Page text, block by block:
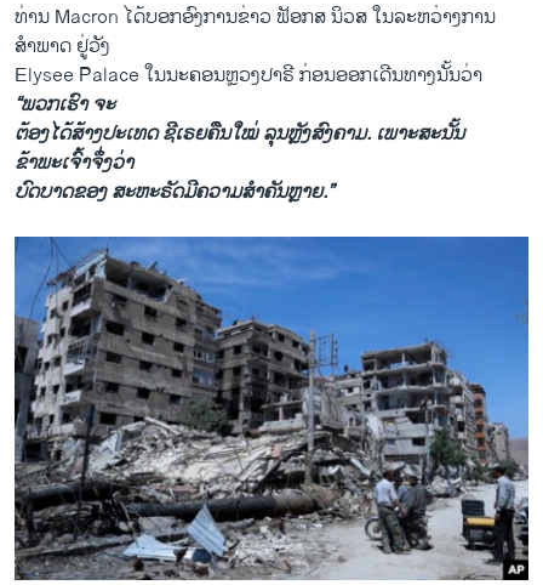
ທ່ານ Macron ໄດ້ບອກອົງການຂ່າວ ຟັອກສ ນິວສ ໃນລະຫວ່າງການ
ສຳພາດ ຢູ່ວັງ
Elysee Palace ໃນນະຄອນຫຼວງປາຣີ ກ່ອນອອກເດີນທາງນັ້ນວ່າ
“ພວກເຮົາ ຈະ
ຕ້ອງໄດ້ສ້າງປະເທດ ຊີເຣຍຄືນໃໝ່ ລຸນຫຼັງສົງຄາມ. ເພາະສະນັ້ນ
ຂ້າພະເຈົ້າຈຶ່ງວ່າ
ບົດບາດຂອງ ສະຫະຣັດມີຄວາມສຳຄັນຫຼາຍ.”